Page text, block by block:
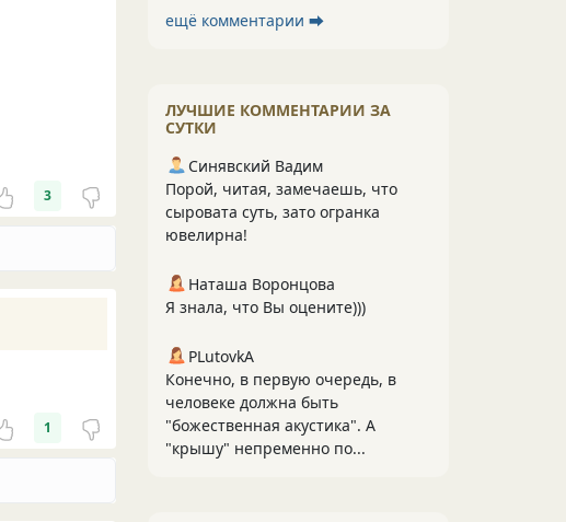
3
1
ещё комментарии ⮕
ЛУЧШИЕ КОММЕНТАРИИ ЗА
СУТКИ
Синявский Вадим
Порой, читая, замечаешь, что
сыровата суть, зато огранка
ювелирна!
Наташа Воронцова
Я знала, что Вы оцените)))
PLutоvkА
Конечно, в первую очередь, в
человеке должна быть
"божественная акустика". А
"крышу" непременно по...